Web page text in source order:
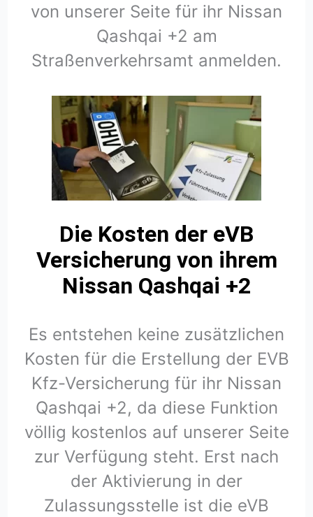
von unserer Seite für ihr Nissan
Qashqai +2 am
Straßenverkehrsamt anmelden.
Die Kosten der eVB
Versicherung von ihrem
Nissan Qashqai +2
Es entstehen keine zusätzlichen
Kosten für die Erstellung der EVB
Kfz-Versicherung für ihr Nissan
Qashqai +2, da diese Funktion
völlig kostenlos auf unserer Seite
zur Verfügung steht. Erst nach
der Aktivierung in der
Zulassungsstelle ist die eVB